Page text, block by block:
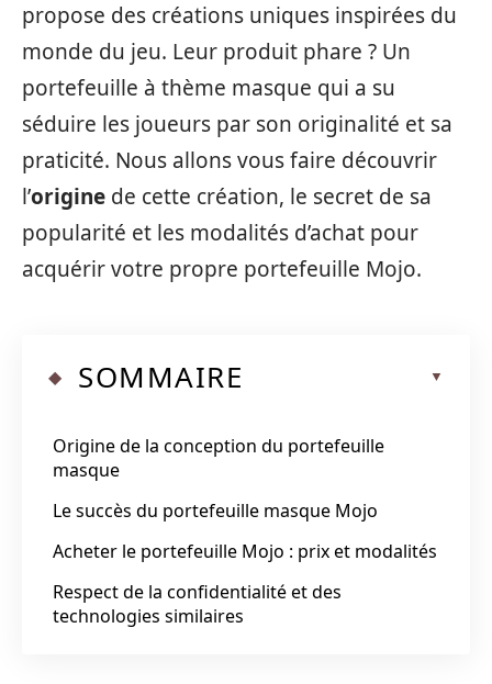
propose des créations uniques inspirées du
monde du jeu. Leur produit phare ? Un
portefeuille à thème masque qui a su
séduire les joueurs par son originalité et sa
praticité. Nous allons vous faire découvrir
l’origine de cette création, le secret de sa
popularité et les modalités d’achat pour
acquérir votre propre portefeuille Mojo.
SOMMAIRE
Origine de la conception du portefeuille
masque
Le succès du portefeuille masque Mojo
Acheter le portefeuille Mojo : prix et modalités
Respect de la confidentialité et des
technologies similaires